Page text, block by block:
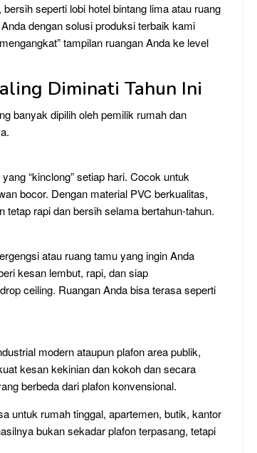
seperti lobi hotel bintang lima atau ruang
dengan solusi produksi terbaik kami
tampilan ruangan Anda ke level
Diminati Tahun Ini
banyak dipilih oleh pemilik rumah dan
“kinclong” setiap hari. Cocok untuk
bocor. Dengan material PVC berkualitas,
rapi dan bersih selama bertahun-tahun.
atau ruang tamu yang ingin Anda
kesan lembut, rapi, dan siap
ceiling. Ruangan Anda bisa terasa seperti
modern ataupun plafon area publik,
kesan kekinian dan kokoh dan secara
berbeda dari plafon konvensional.
untuk rumah tinggal, apartemen, butik, kantor
bukan sekadar plafon terpasang, tetapi